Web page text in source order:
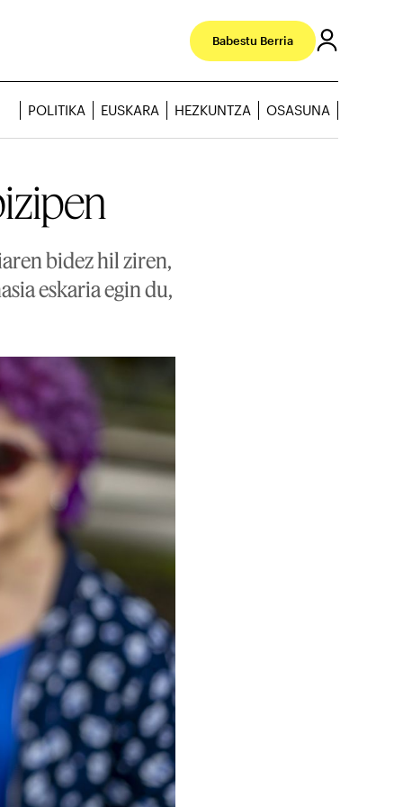
Babestu Berria
POLITIKA EUSKARA HEZKUNTZA OSASUNA
bidez hil ziren,
eskaria egin du,